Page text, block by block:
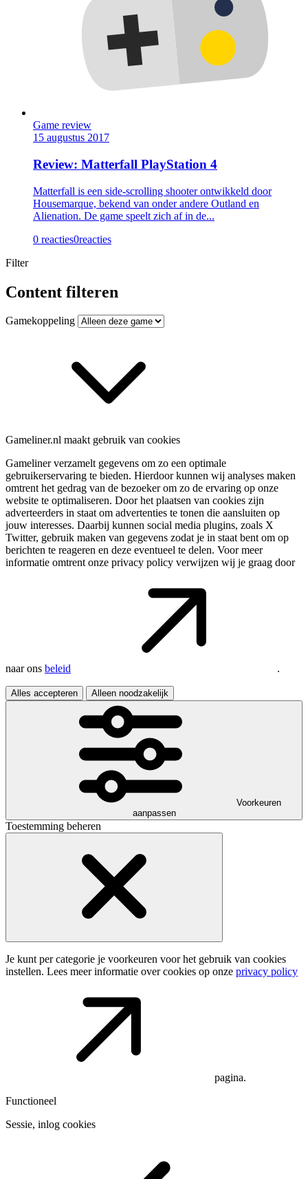
Game review
15 augustus 2017
Review: Matterfall PlayStation 4
Matterfall is een side-scrolling shooter ontwikkeld door
Housemarque, bekend van onder andere Outland en
Alienation. De game speelt zich af in de...
0 reacties0reacties
Filter
Content filteren
Gamekoppeling
Gameliner.nl maakt gebruik van cookies
Gameliner verzamelt gegevens om zo een optimale
gebruikerservaring te bieden. Hierdoor kunnen wij analyses maken
omtrent het gedrag van de bezoeker om zo de ervaring op onze
website te optimaliseren. Door het plaatsen van cookies zijn
adverteerders in staat om advertenties te tonen die aansluiten op
jouw interesses. Daarbij kunnen social media plugins, zoals X
Twitter, gebruik maken van gegevens zodat je in staat bent om op
berichten te reageren en deze eventueel te delen. Voor meer
informatie omtrent onze privacy policy verwijzen wij je graag door
naar ons beleid .
Alles accepteren Alleen noodzakelijk
Voorkeuren
aanpassen
Toestemming beheren
Je kunt per categorie je voorkeuren voor het gebruik van cookies
instellen. Lees meer informatie over cookies op onze privacy policy
pagina.
Functioneel
Sessie, inlog cookies